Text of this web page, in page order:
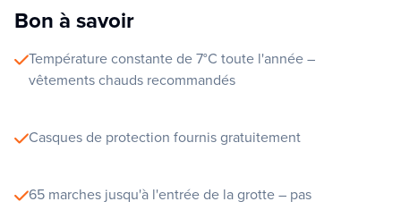
Bon à savoir
Température constante de 7°C toute l'année –
vêtements chauds recommandés
Casques de protection fournis gratuitement
65 marches jusqu'à l'entrée de la grotte – pas